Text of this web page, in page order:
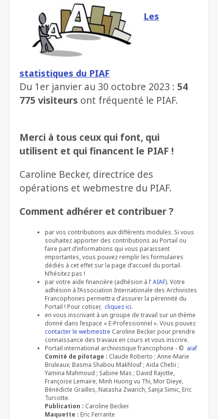
Les
statistiques du PIAF
Du 1er janvier au 30 octobre 2023 : 54
775 visiteurs ont fréquenté le PIAF.
Merci à tous ceux qui font, qui
utilisent et qui financent le PIAF !
Caroline Becker, directrice des
opérations et webmestre du PIAF.
Comment adhérer et contribuer ?
par vos contributions aux différents modules. Si vous
souhaitez apporter des contributions au Portail ou
faire part d’informations qui vous paraissent
importantes, vous pouvez remplir les formulaires
dédiés à cet effet sur la page d’accueil du portail.
N’hésitez pas !
par votre aide financière (adhésion à l’AIAF). Votre
adhésion à l’Association Internationale des Archivistes
Francophones permettra d’assurer la pérennité du
Portail ! Pour cotiser, cliquez ici.
en vous inscrivant à un groupe de travail sur un thème
donné dans l’espace « E-Professionnel ». Vous pouvez
contacter le webmestre Caroline Becker pour prendre
connaissance des travaux en cours et vous inscrire.
Portail international archivistique francophone - © aiaf
Comité de pilotage : Claude Roberto ; Anne-Marie
Bruleaux; Basma Shabou Makhlouf ; Aida Chebi ;
Yamina Mahmoud ; Sabine Mas ; David Rajotte,
Françoise Lemaire, Minh Huong vu Thi, Mor Dieye,
Bénédicte Grailles, Natasha Zwarich, Sanja Simic, Eric
Turcotte.
Publication : Caroline Becker.
Maquette : Eric Ferrante